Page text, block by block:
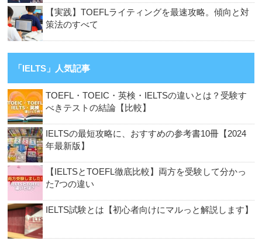
【実践】TOEFLライティングを最速攻略。傾向と対
策法のすべて
「IELTS」人気記事
TOEFL・TOEIC・英検・IELTSの違いとは？受験す
べきテストの結論【比較】
IELTSの最短攻略に、おすすめの参考書10冊【2024
年最新版】
【IELTSとTOEFL徹底比較】両方を受験して分かっ
た7つの違い
IELTS試験とは【初心者向けにマルっと解説します】